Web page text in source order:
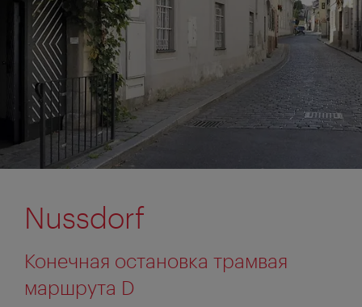
Nussdorf
Конечная остановка трамвая
маршрута D